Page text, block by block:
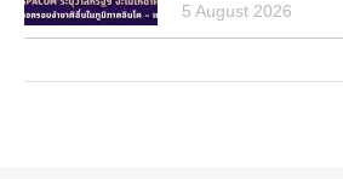
5 August 2026